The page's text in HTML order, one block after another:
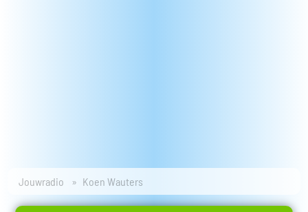
Jouwradio Koen Wauters